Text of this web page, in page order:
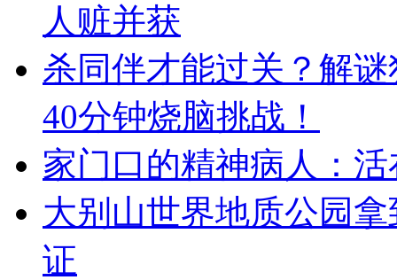
人赃并获
杀同伴才能过关？解
40分钟烧脑挑战！
家门口的精神病人：
大别山世界地质公园
证